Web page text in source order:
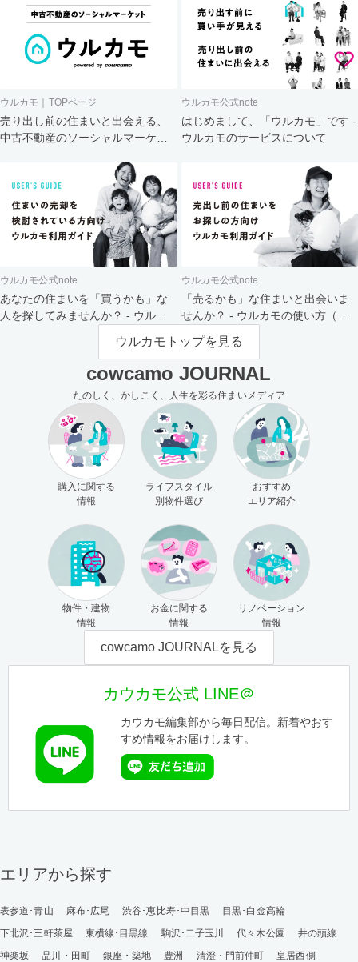
ウルカモ｜TOPページ
売り出し前の住まいと出会える、
中古不動産のソーシャルマーケッ
ウルカモ公式note
はじめまして、「ウルカモ」です -
ウルカモのサービスについて
ウルカモ公式note
あなたの住まいを「買うかも」な
人を探してみませんか？ - ウルカ
ウルカモ公式note
「売るかも」な住まいと出会いま
せんか？ - ウルカモの使い方（買
主さま向け）
ウルカモトップを見る
cowcamo JOURNAL
たのしく、かしこく、人生を彩る住まいメディア
購入に関する
情報
ライフスタイル
別物件選び
おすすめ
エリア紹介
物件・建物
情報
お金に関する
情報
リノベーション
情報
cowcamo JOURNALを見る
カウカモ公式 LINE＠
カウカモ編集部から毎日配信。新着やおす
すめ情報をお届けします。
エリアから探す
表参道･青山 麻布･広尾 渋谷･恵比寿･中目黒
目黒･白金高輪
下北沢･三軒茶屋
東横線･目黒線 駒沢･二子玉川 代々木公園
井の頭線
神楽坂
品川・田町 銀座・築地 豊洲 清澄・門前仲町
皇居西側